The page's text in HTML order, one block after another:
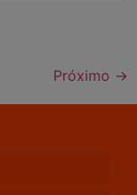
Próximo →